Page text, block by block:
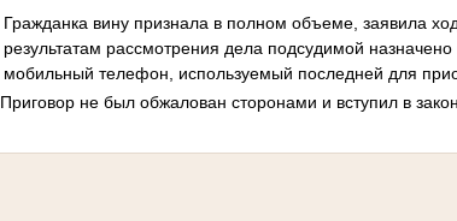
Гражданка вину признала в полном объеме, заявила
результатам рассмотрения дела подсудимой
мобильный телефон, используемый последней для
Приговор не был обжалован сторонами и вступил в